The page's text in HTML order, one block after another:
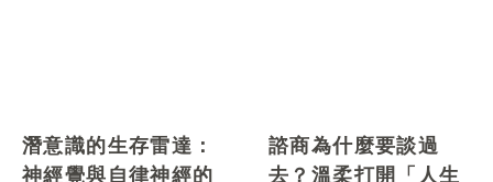
潛意識的生存雷達：
神經覺與自律神經的
諮商為什麼要談過
去？溫柔打開「人生